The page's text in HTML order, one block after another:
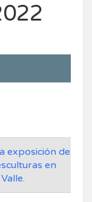
exposición de
en